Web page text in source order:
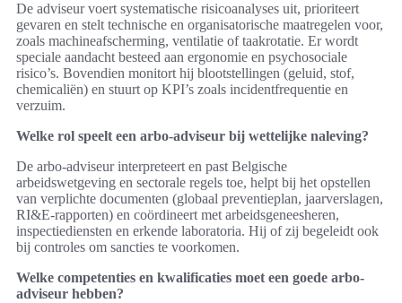
De adviseur voert systematische risicoanalyses uit, prioriteert
gevaren en stelt technische en organisatorische maatregelen voor,
zoals machineafscherming, ventilatie of taakrotatie. Er wordt
speciale aandacht besteed aan ergonomie en psychosociale
risico’s. Bovendien monitort hij blootstellingen (geluid, stof,
chemicaliën) en stuurt op KPI’s zoals incidentfrequentie en
verzuim.
Welke rol speelt een arbo-adviseur bij wettelijke naleving?
De arbo-adviseur interpreteert en past Belgische
arbeidswetgeving en sectorale regels toe, helpt bij het opstellen
van verplichte documenten (globaal preventieplan, jaarverslagen,
RI&E-rapporten) en coördineert met arbeidsgeneesheren,
inspectiediensten en erkende laboratoria. Hij of zij begeleidt ook
bij controles om sancties te voorkomen.
Welke competenties en kwalificaties moet een goede arbo-
adviseur hebben?